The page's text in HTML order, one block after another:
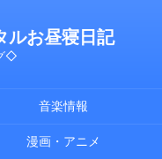
ルお昼寝日記
◇
音楽情報
漫画・アニメ